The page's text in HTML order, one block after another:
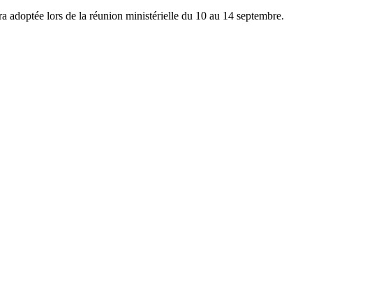
adoptée lors de la réunion ministérielle du 10 au 14 septembre.